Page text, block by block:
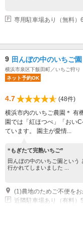
専用駐車場あり（無料）
9 田んぼの中のいちご園
横浜市泉区下飯田町／いちご狩り
ネット予約OK
4.7
(48件)
横浜市内のいちご農園＊ 有
園では「紅ほつぺ」「おい
ています。 園主が愛情...
“もぎたて完熟いちご”
田んぼの中のいちご園という
行かれてしまいました ...
近隣駐車場あり（有料